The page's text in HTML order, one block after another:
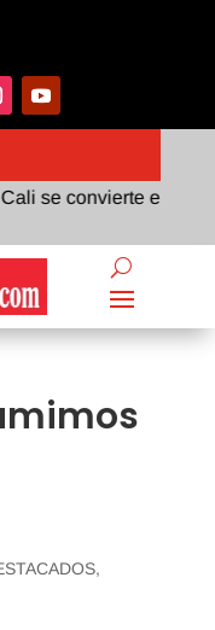
se convierte en el
,